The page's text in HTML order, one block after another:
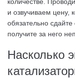
и озвучиваем цену,
обязательно сдайте
получите за него
Насколько